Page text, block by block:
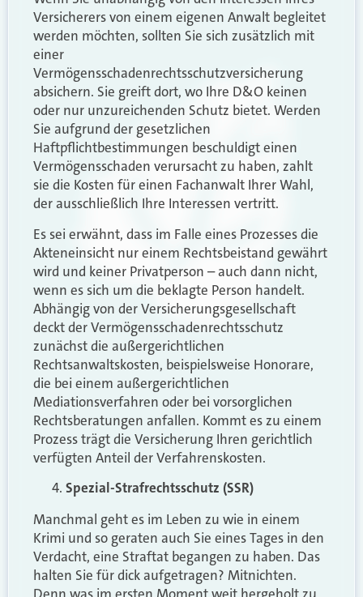
Versicherers von einem eigenen Anwalt begleitet
werden möchten, sollten Sie sich zusätzlich mit
einer
Vermögensschadenrechtsschutzversicherung
absichern. Sie greift dort, wo Ihre D&O keinen
oder nur unzureichenden Schutz bietet. Werden
Sie aufgrund der gesetzlichen
Haftpflichtbestimmungen beschuldigt einen
Vermögensschaden verursacht zu haben, zahlt
sie die Kosten für einen Fachanwalt Ihrer Wahl,
der ausschließlich Ihre Interessen vertritt.
Es sei erwähnt, dass im Falle eines Prozesses die
Akteneinsicht nur einem Rechtsbeistand gewährt
wird und keiner Privatperson – auch dann nicht,
wenn es sich um die beklagte Person handelt.
Abhängig von der Versicherungsgesellschaft
deckt der Vermögensschadenrechtsschutz
zunächst die außergerichtlichen
Rechtsanwaltskosten, beispielsweise Honorare,
die bei einem außergerichtlichen
Mediationsverfahren oder bei vorsorglichen
Rechtsberatungen anfallen. Kommt es zu einem
Prozess trägt die Versicherung Ihren gerichtlich
verfügten Anteil der Verfahrenskosten.
Spezial-Strafrechtsschutz (SSR)
Manchmal geht es im Leben zu wie in einem
Krimi und so geraten auch Sie eines Tages in den
Verdacht, eine Straftat begangen zu haben. Das
halten Sie für dick aufgetragen? Mitnichten.